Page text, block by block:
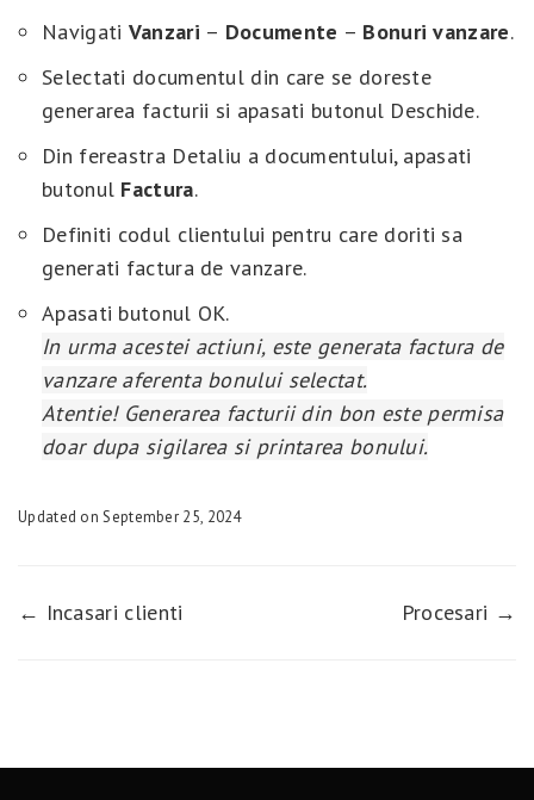
Navigati Vanzari – Documente – Bonuri vanzare.
Selectati documentul din care se doreste
generarea facturii si apasati butonul Deschide.
Din fereastra Detaliu a documentului, apasati
butonul Factura.
Definiti codul clientului pentru care doriti sa
generati factura de vanzare.
Apasati butonul OK.
In urma acestei actiuni, este generata factura de
vanzare aferenta bonului selectat.
Atentie! Generarea facturii din bon este permisa
doar dupa sigilarea si printarea bonului.
Updated on September 25, 2024
← Incasari clienti Procesari →